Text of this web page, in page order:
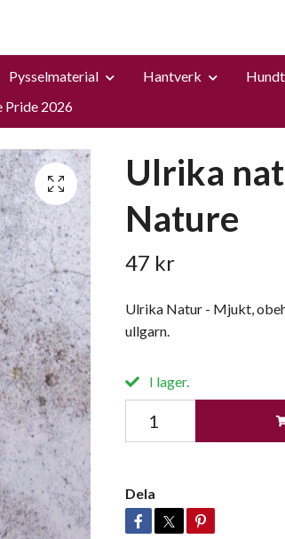
Pysselmaterial Hantverk
Pride 2026
Ulrika
Nature
47 kr
Ulrika Natur - Mjukt,
ullgarn.
I lager.
Dela